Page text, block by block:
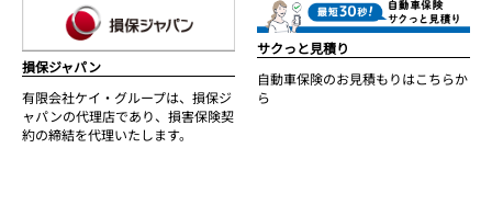
損保ジャパン
有限会社ケイ・グループは、損保ジ
ャパンの代理店であり、損害保険契
約の締結を代理いたします。
サクっと見積り
自動車保険のお見積もりはこちらか
ら